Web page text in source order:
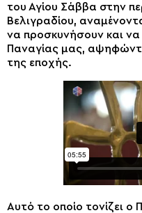
του Αγίου Σάββα στην
Βελιγραδίου,
να προσκυνήσουν και
Παναγίας μας,
της εποχής.
Αυτό το οποίο τονίζει ο